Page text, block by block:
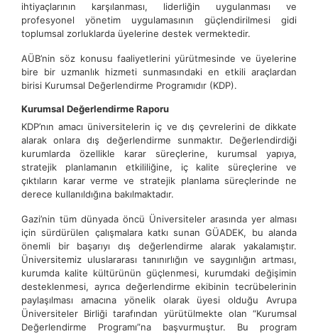
ihtiyaçlarının karşılanması, liderliğin uygulanması ve
profesyonel yönetim uygulamasının güçlendirilmesi gidi
toplumsal zorluklarda üyelerine destek vermektedir.
AÜB’nin söz konusu faaliyetlerini yürütmesinde ve üyelerine
bire bir uzmanlık hizmeti sunmasındaki en etkili araçlardan
birisi Kurumsal Değerlendirme Programıdır (KDP).
Kurumsal Değerlendirme Raporu
KDP’nın amacı üniversitelerin iç ve dış çevrelerini de dikkate
alarak onlara dış değerlendirme sunmaktır. Değerlendirdiği
kurumlarda özellikle karar süreçlerine, kurumsal yapıya,
stratejik planlamanın etkililiğine, iç kalite süreçlerine ve
çıktıların karar verme ve stratejik planlama süreçlerinde ne
derece kullanıldığına bakılmaktadır.
Gazi’nin tüm dünyada öncü Üniversiteler arasında yer alması
için sürdürülen çalışmalara katkı sunan GÜADEK, bu alanda
önemli bir başarıyı dış değerlendirme alarak yakalamıştır.
Üniversitemiz uluslararası tanınırlığın ve saygınlığın artması,
kurumda kalite kültürünün güçlenmesi, kurumdaki değişimin
desteklenmesi, ayrıca değerlendirme ekibinin tecrübelerinin
paylaşılması amacına yönelik olarak üyesi olduğu Avrupa
Üniversiteler Birliği tarafından yürütülmekte olan “Kurumsal
Değerlendirme Programı”na başvurmuştur. Bu program